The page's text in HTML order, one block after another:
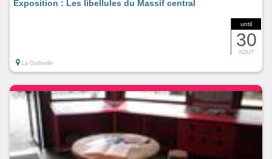
until
30
AOUT
Exposition : Les libellules du Massif central
La Godivelle